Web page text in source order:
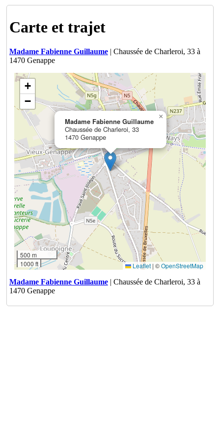
Carte et trajet
Madame Fabienne Guillaume| Chaussée de Charleroi, 33 à
1470 Genappe
Madame Fabienne Guillaume
Chaussée de Charleroi, 33
1470 Genappe
×
+
−
500 m
1000 ft
Leaflet | ©OpenStreetMap
Madame Fabienne Guillaume| Chaussée de Charleroi, 33 à
1470 Genappe